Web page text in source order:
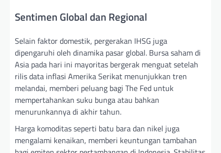
Sentimen Global dan Regional
Selain faktor domestik, pergerakan IHSG juga
dipengaruhi oleh dinamika pasar global. Bursa saham di
Asia pada hari ini mayoritas bergerak menguat setelah
rilis data inflasi Amerika Serikat menunjukkan tren
melandai, memberi peluang bagi The Fed untuk
mempertahankan suku bunga atau bahkan
menurunkannya di akhir tahun.
Harga komoditas seperti batu bara dan nikel juga
mengalami kenaikan, memberi keuntungan tambahan